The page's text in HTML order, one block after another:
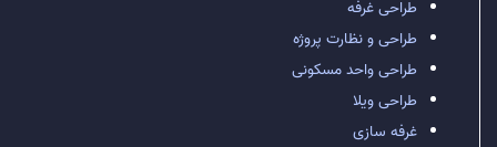
طراحی غرفه
طراحی و نظارت پروژه
طراحی واحد مسکونی
طراحی ویلا
غرفه سازی